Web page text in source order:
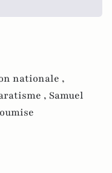
nationale ,
, Samuel